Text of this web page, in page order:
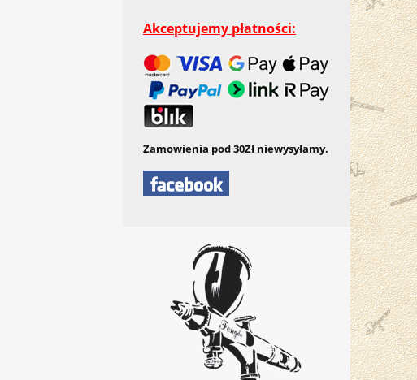
Akceptujemy płatności:
Zamowienia pod 30Zł niewysyłamy.